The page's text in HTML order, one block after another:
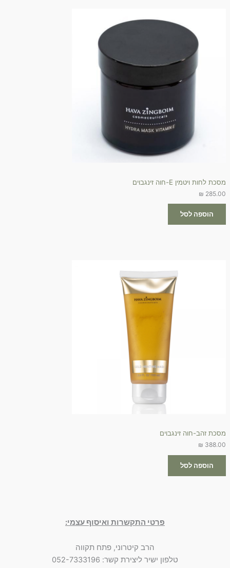
מסכת לחות ויטמין E-חוה זינגבוים
285.00
₪
הוספה לסל
מסכת זהב-חוה זינגבוים
388.00
₪
הוספה לסל
פרטי התקשרות ואיסוף עצמי:
הרב קיטרוני, פתח תקווה
טלפון ישיר ליצירת קשר: 052-7333196